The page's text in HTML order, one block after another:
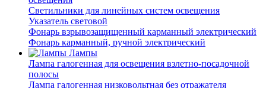
Светильники для линейных систем освещения
Указатель световой
Фонарь взрывозащищенный карманный электрический
Фонарь карманный, ручной электрический
Лампы
Лампа галогенная для освещения взлетно-посадочной
полосы
Лампа галогенная низковольтная без отражателя